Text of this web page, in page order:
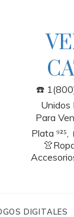
☎️
Unidos
Para
Plata
DIGITALES